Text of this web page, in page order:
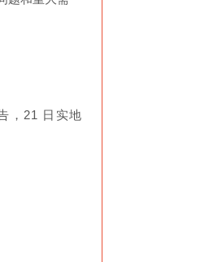
，21 日实地